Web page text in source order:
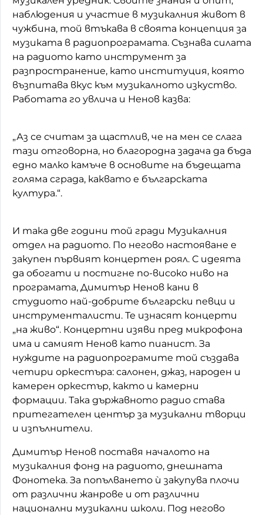
наблюдения и участие в музикалния живот в
чужбина, той втъкава в своята концепция за
музиката в радиопрограмата. Съзнава силата
на радиото като инструмент за
разпространение, като институция, която
възпитава вкус към музикалното изкуство.
Работата го увлича и Ненов казва:
„Аз се считам за щастлив, че на мен се слага
тази отговорна, но благородна задача да бъда
едно малко камъче в основите на бъдещата
голяма сграда, каквато е българската
култура.“.
И така две години той гради Музикалния
отдел на радиото. По негово настояване е
закупен първият концертен роял. С идеята
да обогати и постигне по-високо ниво на
програмата, Димитър Ненов кани в
студиото най-добрите български певци и
инструменталисти. Те изнасят концерти
„на живо“. Концертни изяви пред микрофона
има и самият Ненов като пианист. За
нуждите на радиопрограмите той създава
четири оркестъра: салонен, джаз, народен и
камерен оркестър, както и камерни
формации. Така държавното радио става
притегателен център за музикални творци
и изпълнители.
Димитър Ненов поставя началото на
музикалния фонд на радиото, днешната
Фонотека. За попълването ѝ закупува плочи
от различни жанрове и от различни
национални музикални школи. Под негово